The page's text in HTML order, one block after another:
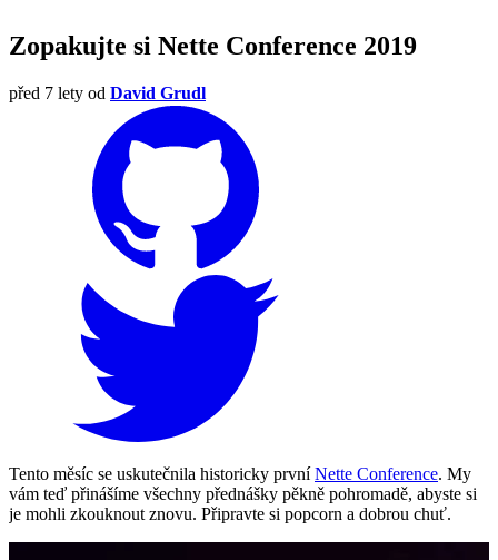
Zopakujte si Nette Conference 2019
před 7 lety od David Grudl
Tento měsíc se uskutečnila historicky prvníNette Conference. My
vám teď přinášíme všechny přednášky pěkně pohromadě, abyste si
je mohli zkouknout znovu. Připravte si popcorn a dobrou chuť.